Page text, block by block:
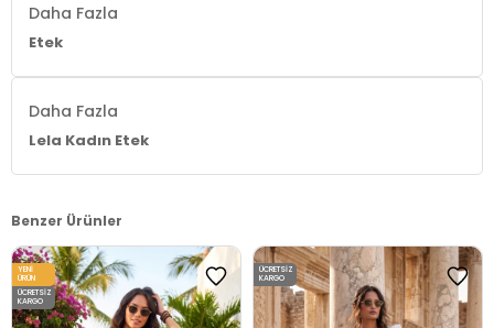
Daha Fazla
Etek
Daha Fazla
Lela Kadın Etek
Benzer Ürünler
YENI
ÜRÜN
ÜCRETSIZ
KARGO
ÜCRETSIZ
KARGO